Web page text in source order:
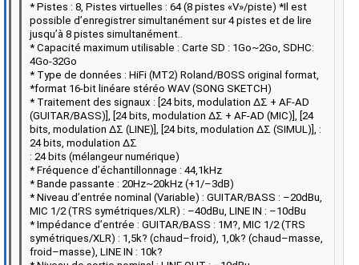
* Pistes : 8, Pistes virtuelles : 64 (8 pistes «V»/piste) *Il est
possible d’enregistrer simultanément sur 4 pistes et de lire
jusqu’à 8 pistes simultanément..
* Capacité maximum utilisable : Carte SD : 1Go~2Go, SDHC:
4Go-32Go
* Type de données : HiFi (MT2) Roland/BOSS original format,
*format 16-bit linéare stéréo WAV (SONG SKETCH)
* Traitement des signaux : [24 bits, modulation ΔΣ + AF-AD
(GUITAR/BASS)], [24 bits, modulation ΔΣ + AF-AD (MIC)], [24
bits, modulation ΔΣ (LINE)], [24 bits, modulation ΔΣ (SIMUL)], :
24 bits, modulation ΔΣ
: 24 bits (mélangeur numérique)
* Fréquence d’échantillonnage : 44,1kHz
* Bande passante : 20Hz~20kHz (+1/–3dB)
* Niveau d’entrée nominal (Variable) : GUITAR/BASS : –20dBu,
MIC 1/2 (TRS symétriques/XLR) : –40dBu, LINE IN : –10dBu
* Impédance d’entrée : GUITAR/BASS : 1M?, MIC 1/2 (TRS
symétriques/XLR) : 1,5k? (chaud–froid), 1,0k? (chaud–masse,
froid–masse), LINE IN : 10k?